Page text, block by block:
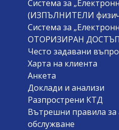
Система за
(ИЗПЪЛНИТЕЛИ
Система за
ОТОРИЗИРАН
Често задавани
Харта на клиента
Анкета
Доклади и анализи
Разпрострени КТД
Вътрешни правила
обслужване